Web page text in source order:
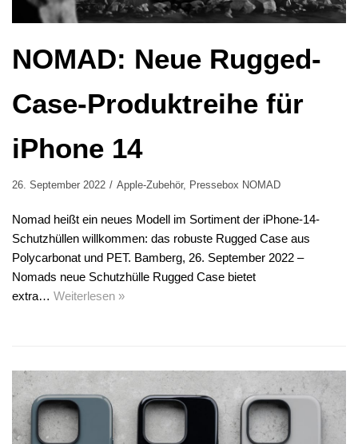
NOMAD: Neue Rugged-
Case-Produktreihe für
iPhone 14
26. September 2022 Apple-Zubehör, Pressebox NOMAD
Nomad heißt ein neues Modell im Sortiment der iPhone-14-
Schutzhüllen willkommen: das robuste Rugged Case aus
Polycarbonat und PET. Bamberg, 26. September 2022 –
Nomads neue Schutzhülle Rugged Case bietet
extra… Weiterlesen »